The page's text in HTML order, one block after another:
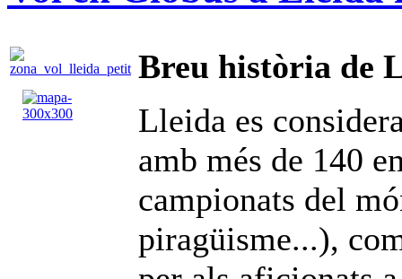
Breu història de
Lleida es
amb més de 140
campionats del
piragüisme...),